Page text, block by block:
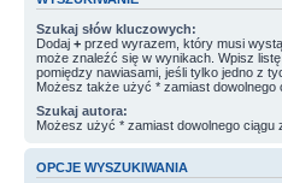
Szukaj słów kluczowych:
Dodaj + przed wyrazem, który musi
może znaleźć się w wynikach. Wpisz
pomiędzy nawiasami, jeśli tylko jedno z
Możesz także użyć * zamiast dowolnego
Szukaj autora:
Możesz użyć * zamiast dowolnego ciągu
OPCJE WYSZUKIWANIA